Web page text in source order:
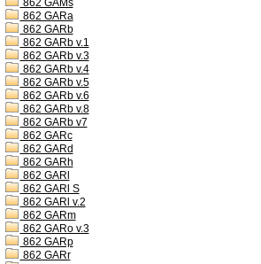
862 GAMs
862 GARa
862 GARb
862 GARb v.1
862 GARb v.3
862 GARb v.4
862 GARb v.5
862 GARb v.6
862 GARb v.8
862 GARb v7
862 GARc
862 GARd
862 GARh
862 GARl
862 GARl S
862 GARl v.2
862 GARm
862 GARo v.3
862 GARp
862 GARr